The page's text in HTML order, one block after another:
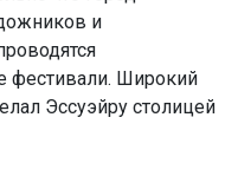
и
Широкий
Эссуэйру столицей